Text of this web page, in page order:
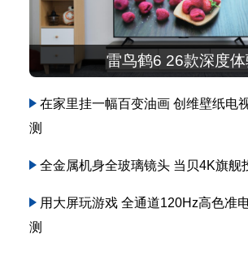
雷鸟鹤6 26款深度体
在家里挂一幅百变油画 创维壁纸电
测
全金属机身全玻璃镜头 当贝4K旗舰
用大屏玩游戏 全通道120Hz高色准
测